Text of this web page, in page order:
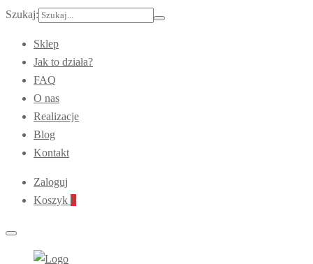
Szukaj:
Sklep
Jak to działa?
FAQ
O nas
Realizacje
Blog
Kontakt
Zaloguj
Koszyk 0